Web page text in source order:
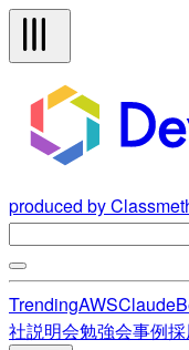
produced by
TrendingAWSClaude
社説明会勉強会事例